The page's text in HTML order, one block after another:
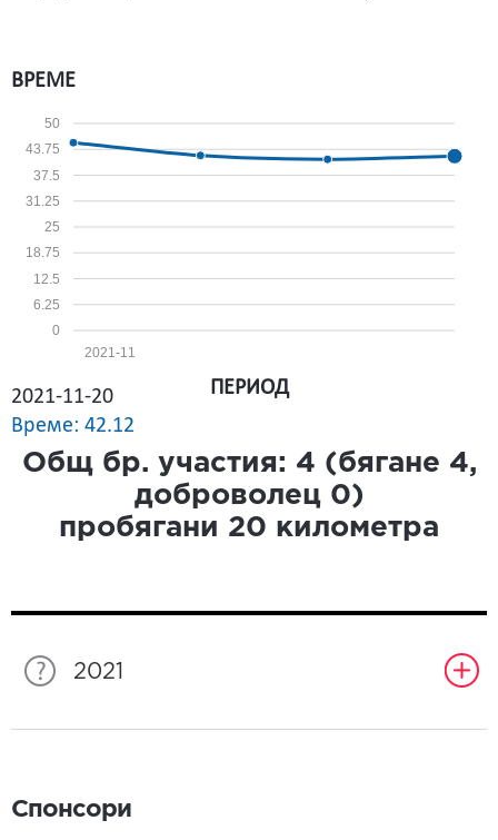
ВРЕМЕ
0
6.25
12.5
18.75
25
31.25
37.5
43.75
50
2021-11
2021-11-20
Време: 42.12
ПЕРИОД
Общ бр. участия: 4 (бягане 4,
доброволец 0)
пробягани 20 километра
2021
Спонсори